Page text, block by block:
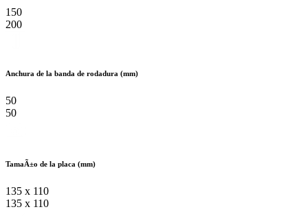
150
200
Anchura de la banda de rodadura (mm)
50
50
TamaÃ±o de la placa (mm)
135 x 110
135 x 110